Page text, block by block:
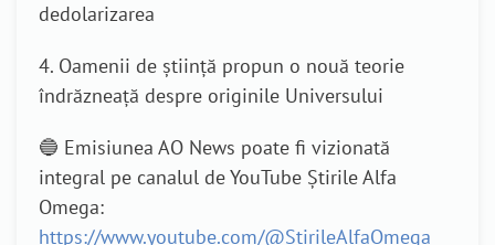
dedolarizarea
4. Oamenii de știință propun o nouă teorie
îndrăzneață despre originile Universului
🔵 Emisiunea AO News poate fi vizionată
integral pe canalul de YouTube Știrile Alfa
Omega:
https://www.youtube.com/@StirileAlfaOmega